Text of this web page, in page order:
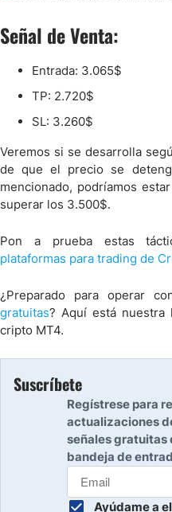
Señal de Venta:
Entrada: 3.065$
TP: 2.720$
SL: 3.260$
Veremos si se desarrolla
de que el precio se
mencionado, podríamos
superar los 3.500$.
Pon a prueba estas
plataformas para trading de
¿Preparado para operar
gratuitas? Aquí está
cripto MT4.
Suscríbete
Regístrese para
actualizaciones
señales gratuitas
bandeja de
Ayúdame a